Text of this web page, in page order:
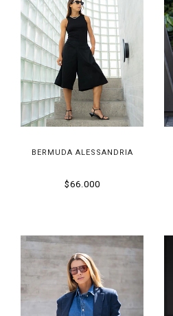
BERMUDA ALESSANDRIA
$66.000